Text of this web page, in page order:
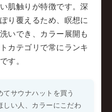
肌触りが特徴です。深
り覆えるため、瞑想に
いでき、カラー展開も
カテゴリで常にランキ
す。
てサウナハットを買う
しい人、カラーにこだわ